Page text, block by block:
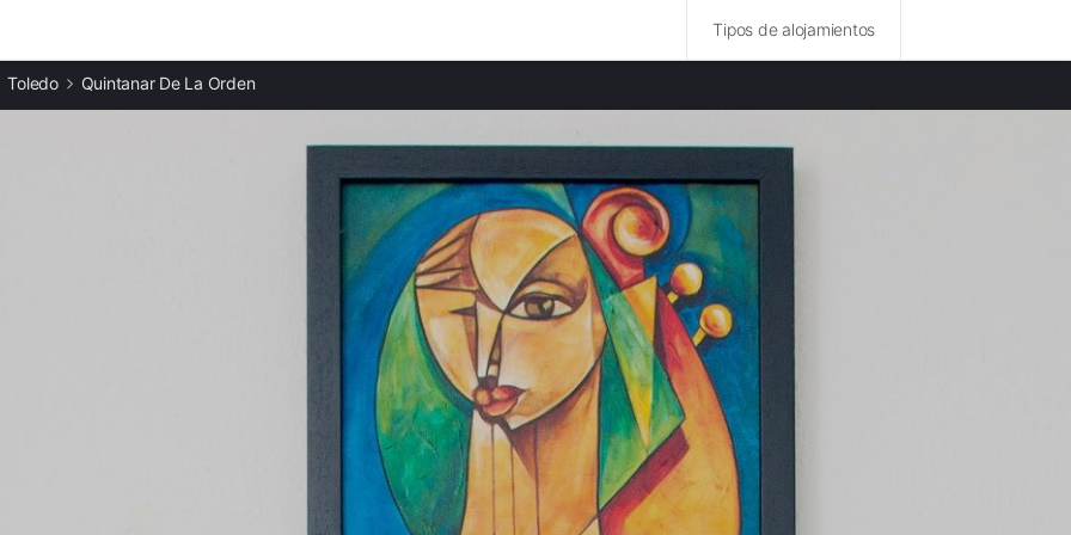
Tipos de alojamientos
Apartamentos en El Toboso
Apartamentos en Miguel Esteban
Toledo Quintanar De La Orden